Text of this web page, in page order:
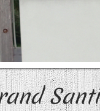
Santi